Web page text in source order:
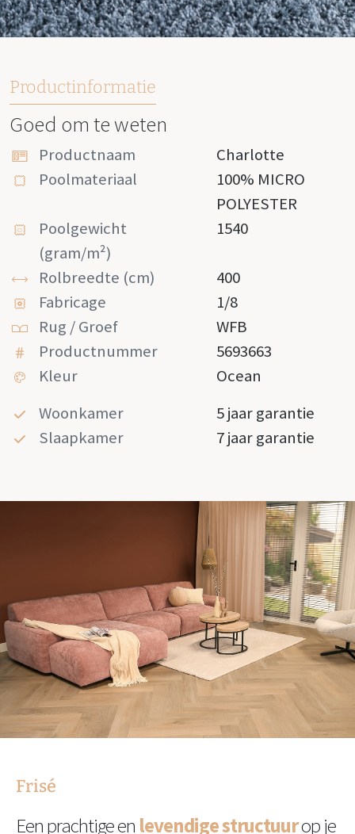
Productinformatie
Goed om te weten
Productnaam
Charlotte
Poolmateriaal
100% MICRO
POLYESTER
Poolgewicht
(gram/m²)
1540
Rolbreedte (cm)
400
Fabricage
1/8
Rug / Groef
WFB
Productnummer
5693663
Kleur
Ocean
Woonkamer
5 jaar garantie
Slaapkamer
7 jaar garantie
Frisé
Een prachtige en levendige structuurop je